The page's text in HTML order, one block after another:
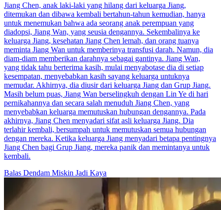
Jiang Chen, anak laki-laki yang hilang dari keluarga Jiang,
ditemukan dan dibawa kembali bertahun-tahun kemudian, hanya
untuk menemukan bahwa ada seorang anak perempuan yang
diadopsi, Jiang Wan, yang seusia dengannya. Sekembalinya ke
keluarga Jiang, kesehatan Jiang Chen lemah, dan orang tuanya
meminta Jiang Wan untuk memberinya transfusi darah. Namun, dia
diam-diam memberikan darahnya sebagai gantinya. Jiang Wan,
yang tidak tahu berterima kasih, mulai menyabotase dia di setiap
kesempatan, menyebabkan kasih sayang keluarga untuknya
memudar. Akhirnya, dia diusir dari keluarga Jiang dan Grup Jiang.
Masih belum puas, Jiang Wan berselingkuh dengan Lin Ye di hari
pernikahannya dan secara salah menuduh Jiang Chen, yang
menyebabkan keluarga memutuskan hubungan dengannya. Pada
akhirnya, Jiang Chen menyadari sifat asli keluarga Jiang. Dia
terlahir kembali, bersumpah untuk memutuskan semua hubungan
dengan mereka. Ketika keluarga Jiang menyadari betapa pentingnya
Jiang Chen bagi Grup Jiang, mereka panik dan memintanya untuk
kembali.
Balas Dendam Miskin Jadi Kaya